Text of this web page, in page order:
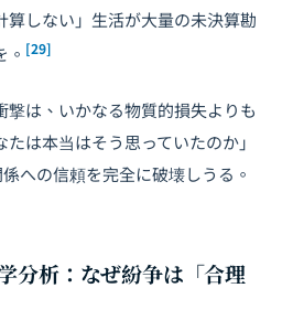
算しない」生活が大量の未決算勘
[29]
撃は、いかなる物質的損失よりも
は本当はそう思っていたのか」
への信頼を完全に破壊しうる。
分析：なぜ紛争は「合理